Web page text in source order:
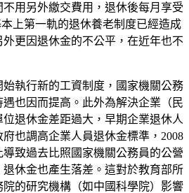
用另外繳交費用，退休後每月享受
上第一軌的退休養老制度已經造成
外更因退休金的不公平，在近年也不
始執行新的工資制度，國家機關公務
也因而提高。此外為解決企業（民
退休金差距過大，早期企業退休人
也調高企業人員退休金標準，2008
導致過去比照國家機關公務員的公營
休金也產生落差。這對於教育部所
的研究機構（如中國科學院）影響